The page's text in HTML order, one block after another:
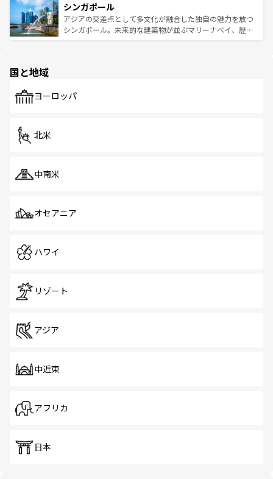
参照してほしい。
激する。気候は一年中温暖で、どの季節にも異なる楽しみ
が待っている。親しみやすいタイの人々、仏教を中心とし
た文化、そして多様な観光資源が、訪れる旅人を魅了し続
み、どこを訪れても感動するはず。観光スポットが密集し
ており、効率よく見どころを回れるのも魅力。息をのむよ
うな絶景から文化的な体験まで、香港を存分に楽しみ尽く
シンガポール
アジアの交差点として多文化が融合した独自の魅力を放つ
シンガポール。未来的な建築物が並ぶマリーナベイ、歴史
で、ホーカーズは地元の風情を楽しめる外せないスポット
国と地域
ヨーロッパ
北米
中南米
オセアニア
ハワイ
リゾート
アジア
中近東
アフリカ
日本